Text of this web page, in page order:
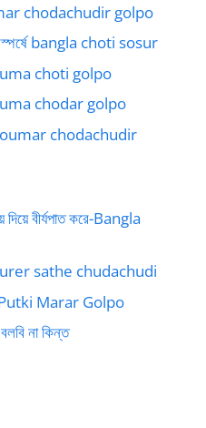
chodachudir golpo
স্পর্ষে bangla choti sosur
choti golpo
chodar golpo
chodachudir
দিয়ে বীর্যপাত করে-Bangla
sathe chudachudi
Putki Marar Golpo
না কিন্ত